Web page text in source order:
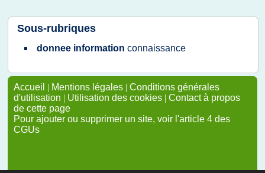
Sous-rubriques
donnee information connaissance
Accueil | Mentions légales | Conditions générales
d'utilisation | Utilisation des cookies | Contact à propos
de cette page
Pour ajouter ou supprimer un site, voir l'article 4 des
CGUs